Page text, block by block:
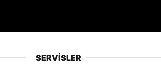
SERVİSLER